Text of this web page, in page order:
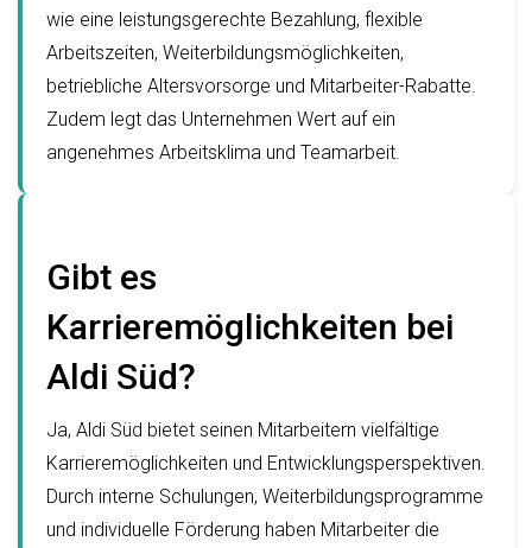
wie eine leistungsgerechte Bezahlung, flexible
Arbeitszeiten, Weiterbildungsmöglichkeiten,
betriebliche Altersvorsorge und Mitarbeiter-Rabatte.
Zudem legt das Unternehmen Wert auf ein
angenehmes Arbeitsklima und Teamarbeit.
Gibt es
Karrieremöglichkeiten bei
Aldi Süd?
Ja, Aldi Süd bietet seinen Mitarbeitern vielfältige
Karrieremöglichkeiten und Entwicklungsperspektiven.
Durch interne Schulungen, Weiterbildungsprogramme
und individuelle Förderung haben Mitarbeiter die